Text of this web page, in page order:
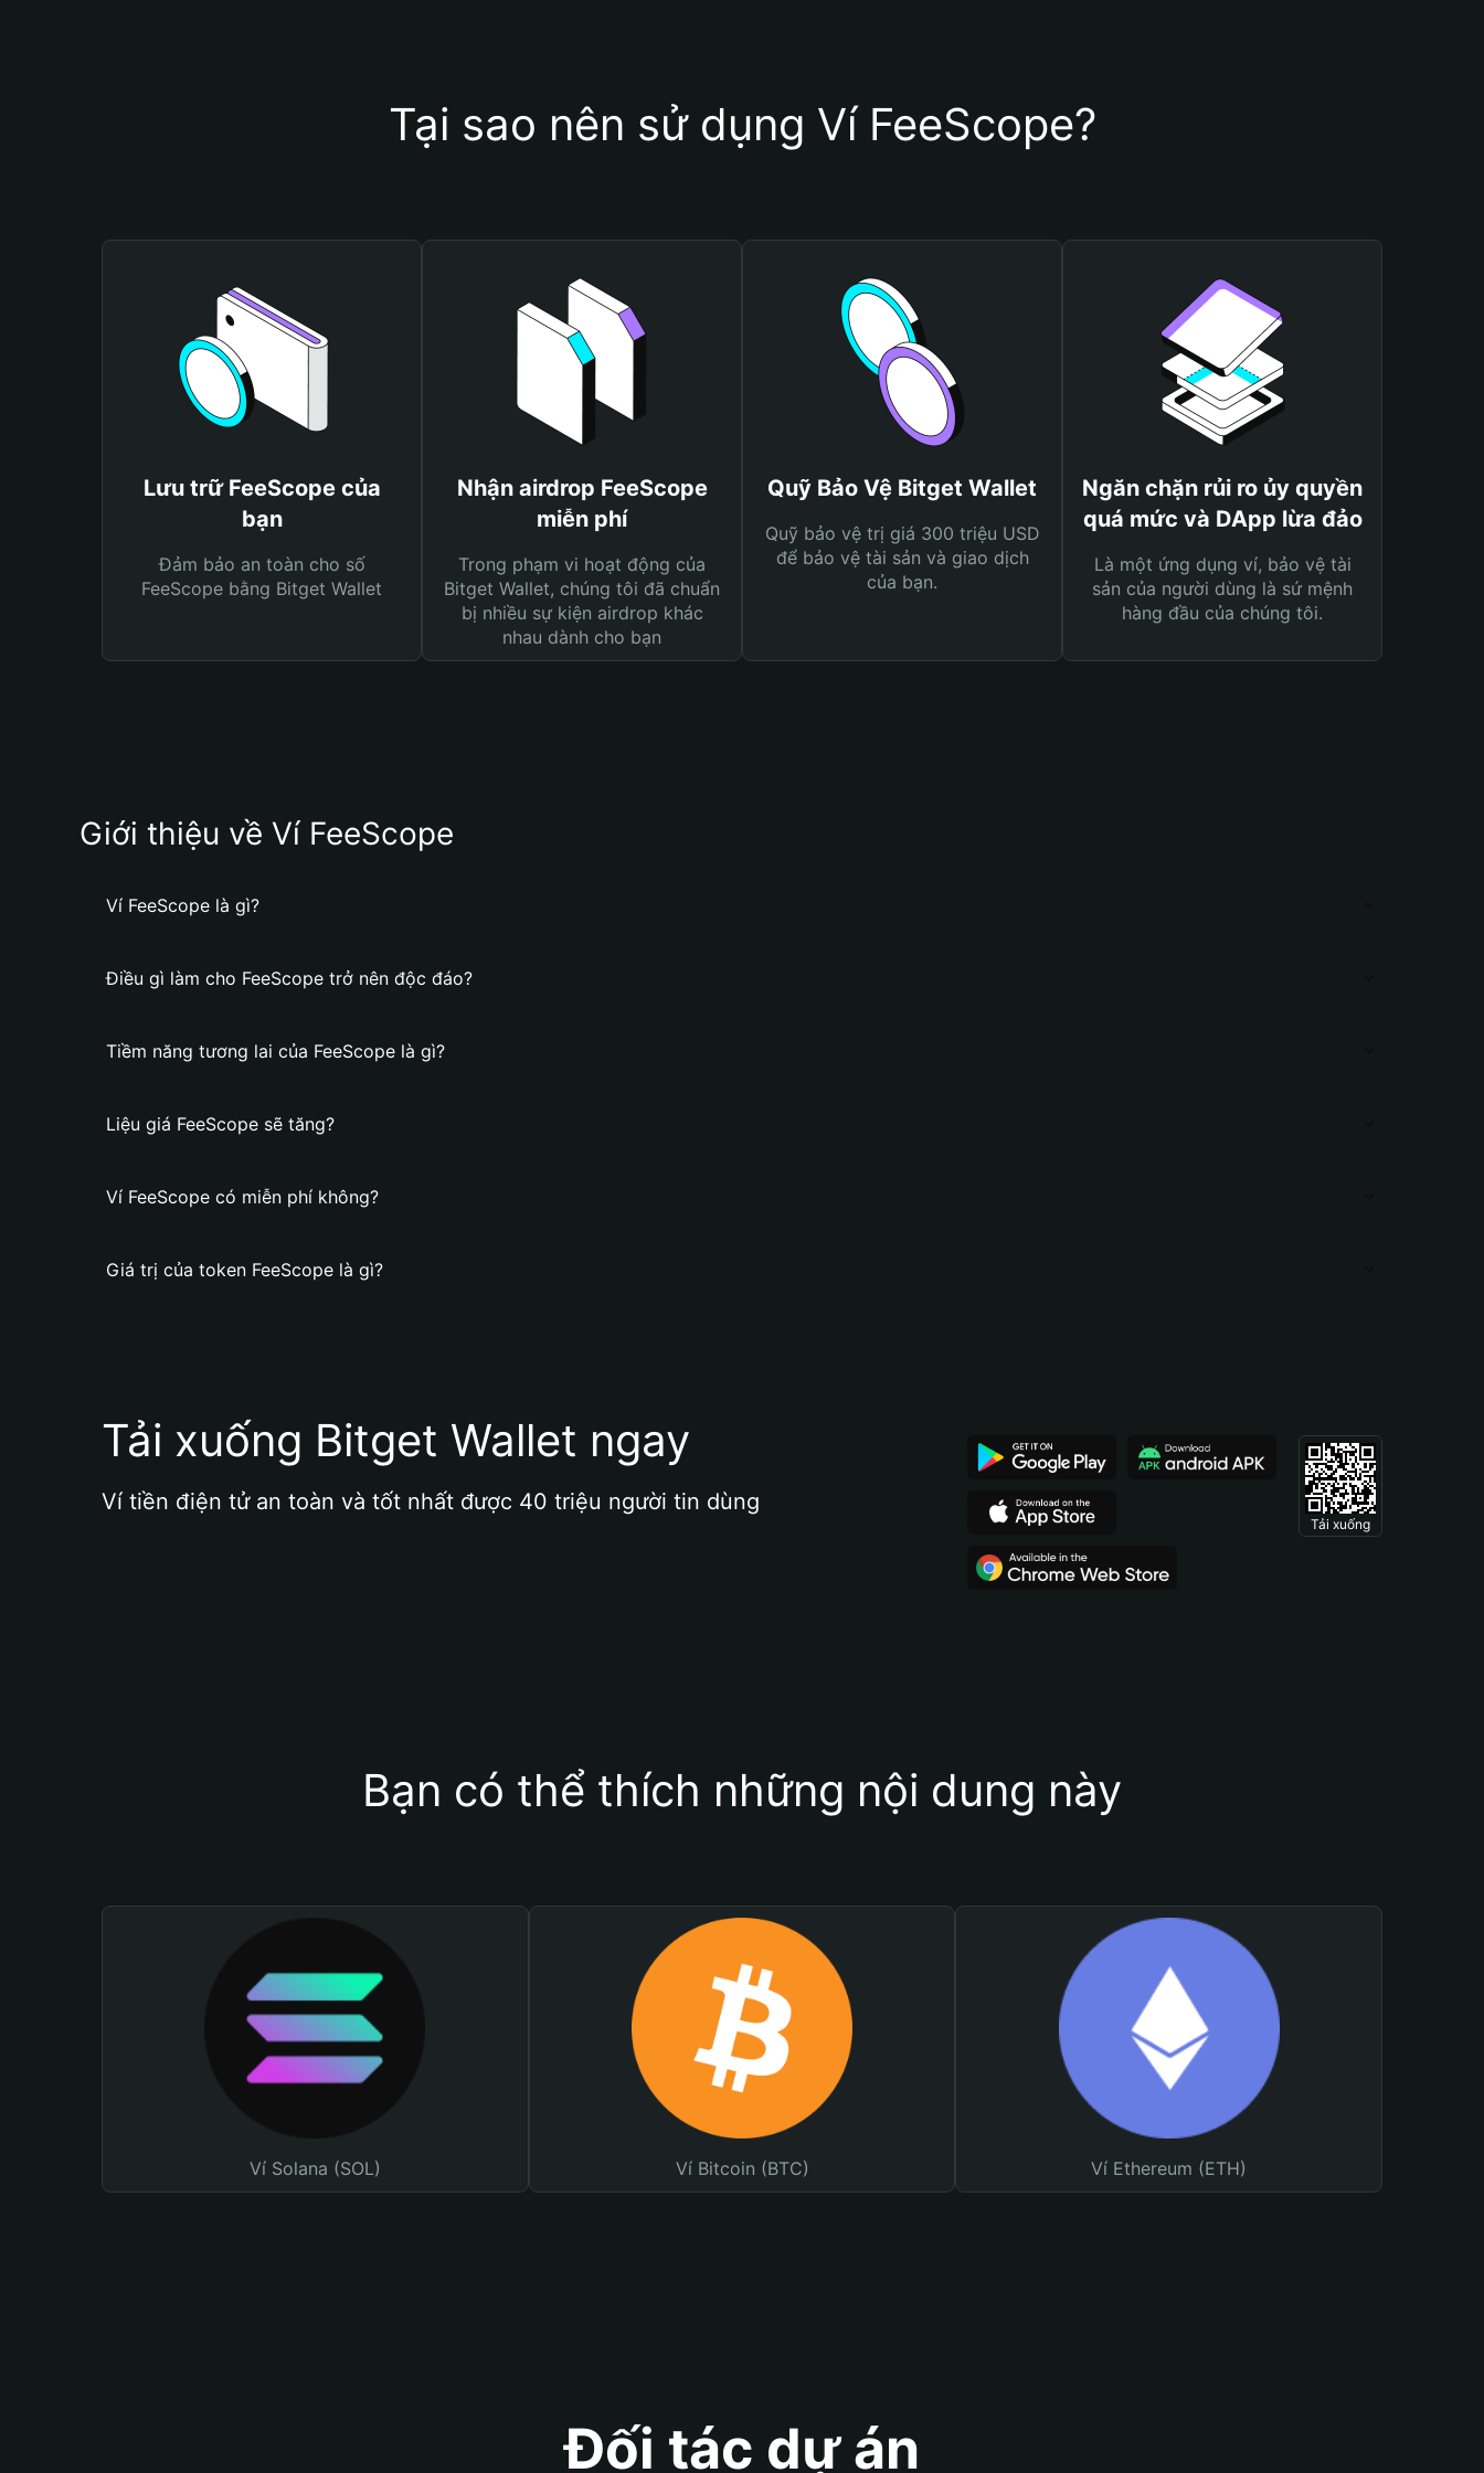
Tại sao nên sử dụng Ví FeeScope?
Lưu trữ FeeScope của
bạn
Đảm bảo an toàn cho số
FeeScope bằng Bitget Wallet
Nhận airdrop FeeScope
miễn phí
Trong phạm vi hoạt động của
Bitget Wallet, chúng tôi đã chuẩn
bị nhiều sự kiện airdrop khác
nhau dành cho bạn
Quỹ Bảo Vệ Bitget Wallet
Quỹ bảo vệ trị giá 300 triệu USD
để bảo vệ tài sản và giao dịch
của bạn.
Ngăn chặn rủi ro ủy quyền
quá mức và DApp lừa đảo
Là một ứng dụng ví, bảo vệ tài
sản của người dùng là sứ mệnh
hàng đầu của chúng tôi.
Giới thiệu về Ví FeeScope
Ví FeeScope là gì?
Điều gì làm cho FeeScope trở nên độc đáo?
Tiềm năng tương lai của FeeScope là gì?
Liệu giá FeeScope sẽ tăng?
Ví FeeScope có miễn phí không?
Giá trị của token FeeScope là gì?
Tải xuống Bitget Wallet ngay
Ví tiền điện tử an toàn và tốt nhất được 40 triệu người tin dùng
Tải xuống
Bạn có thể thích những nội dung này
Ví Solana (SOL) Ví Bitcoin (BTC) Ví Ethereum (ETH)
Đối tác dự án